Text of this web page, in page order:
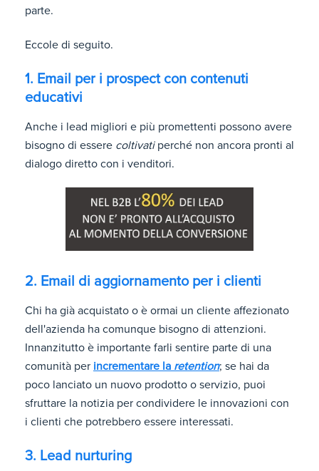
parte.
Eccole di seguito.
1. Email per i prospect con contenuti
educativi
Anche i lead migliori e più promettenti possono avere
bisogno di essere coltivati perché non ancora pronti al
dialogo diretto con i venditori.
2. Email di aggiornamento per i clienti
Chi ha già acquistato o è ormai un cliente affezionato
dell'azienda ha comunque bisogno di attenzioni.
Innanzitutto è importante farli sentire parte di una
comunità per incrementare la retention; se hai da
poco lanciato un nuovo prodotto o servizio, puoi
sfruttare la notizia per condividere le innovazioni con
i clienti che potrebbero essere interessati.
3. Lead nurturing